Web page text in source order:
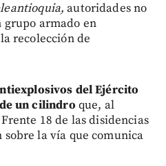
autoridades no
armado en
recolección de
del Ejército
un cilindro que, al
18 de las disidencias
sobre la vía que comunica